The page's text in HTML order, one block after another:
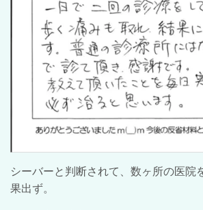
シーバーと判断されて、数ヶ所の医院
果出ず。